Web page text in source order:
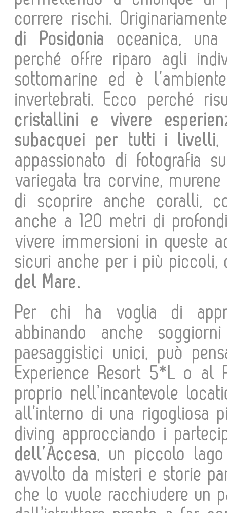
correre rischi.
di
Posidonia
oceanica,
perché offre riparo agli
sottomarine ed è
invertebrati. Ecco perché
cristallini e vivere
subacquei per tutti i livelli,
appassionato di fotografia
variegata tra corvine,
di scoprire anche coralli,
anche a 120 metri di
vivere immersioni in queste
sicuri anche per i più
del Mare.
Per chi ha voglia di
abbinando anche
paesaggistici unici, può
Experience Resort 5*L o al
proprio nell’incantevole
all’interno di una rigogliosa
diving approcciando i
dell’Accesa, un piccolo
avvolto da misteri e storie
che lo vuole racchiudere un